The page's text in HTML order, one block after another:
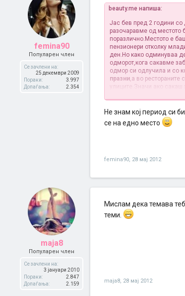
femina90
Популарен член
Се зачлени на:
25 декември 2009
Пораки:
3.997
Допаѓања:
2.354
beauty.me напиша:
Јас бев пред 2 години со
разочаравме од местото
поразлично.Местото е
пензионери отколку
ден.Но како одминуваа
одморот,кога сакавме
одмор си одлучила и со
празни,а во рестораните
улиците.Значи ако
релаксирачки
оди во Кавос исто на Крф
Не знам кој период си
се на едно место
femina90, 28 мај 2012
maja8
Популарен член
Се зачлени на:
3 јануари 2010
Пораки:
2.847
Допаѓања:
2.159
Мислам дека темава
теми.
maja8, 28 мај 2012